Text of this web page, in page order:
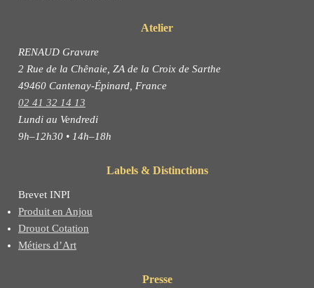
Atelier
RENAUD Gravure
2 Rue de la Chênaie, ZA de la Croix de Sarthe
49460 Cantenay-Épinard, France
02 41 32 14 13
Lundi au Vendredi
9h–12h30 • 14h–18h
Labels & Distinctions
Brevet INPI
Produit en Anjou
Drouot Cotation
Métiers d’Art
Presse